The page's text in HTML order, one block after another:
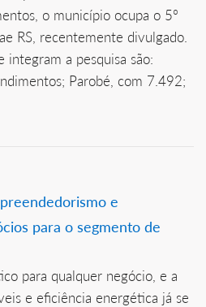
o município ocupa o 5º
RS, recentemente divulgado.
integram a pesquisa são:
Parobé, com 7.492;
e
para o segmento de
para qualquer negócio, e a
e eficiência energética já se